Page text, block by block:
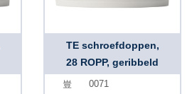
TE schroefdoppen,
28 ROPP, geribbeld
0071